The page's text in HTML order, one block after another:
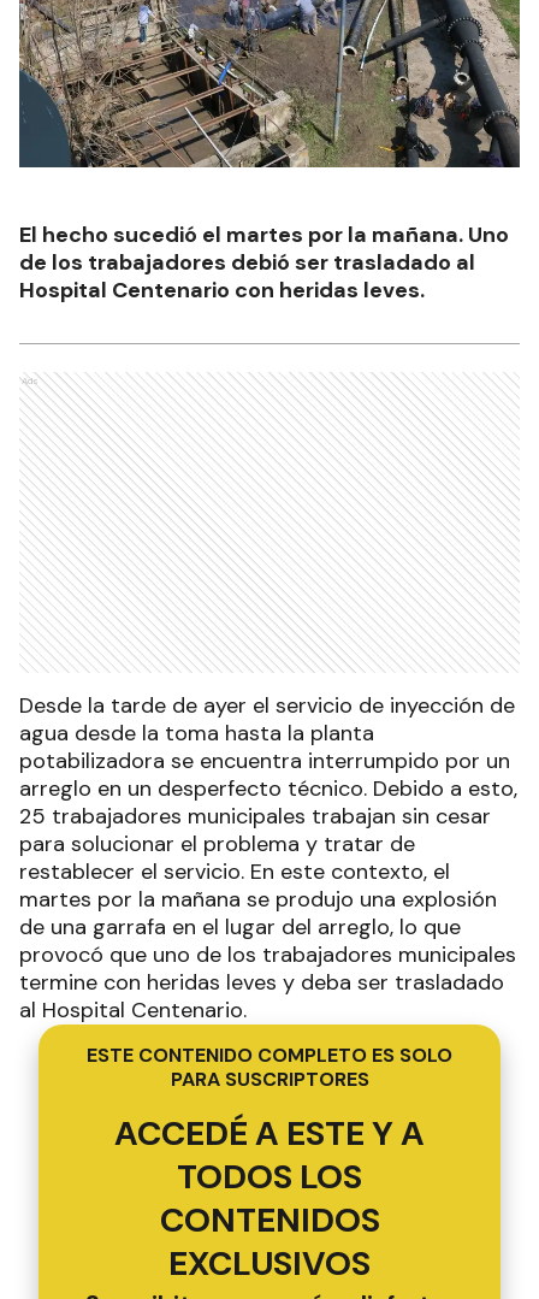
El hecho sucedió el martes por la mañana. Uno
de los trabajadores debió ser trasladado al
Hospital Centenario con heridas leves.
Ads
Desde la tarde de ayer el servicio de inyección de
agua desde la toma hasta la planta
potabilizadora se encuentra interrumpido por un
arreglo en un desperfecto técnico. Debido a esto,
25 trabajadores municipales trabajan sin cesar
para solucionar el problema y tratar de
restablecer el servicio. En este contexto, el
martes por la mañana se produjo una explosión
de una garrafa en el lugar del arreglo, lo que
provocó que uno de los trabajadores municipales
termine con heridas leves y deba ser trasladado
al Hospital Centenario.
ESTE CONTENIDO COMPLETO ES SOLO
PARA SUSCRIPTORES
ACCEDÉ A ESTE Y A
TODOS LOS
CONTENIDOS
EXCLUSIVOS